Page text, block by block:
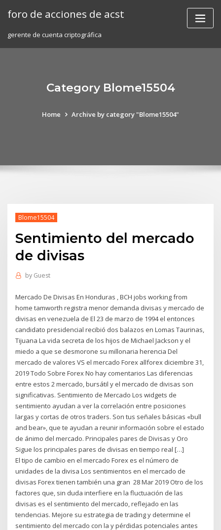
foro de acciones de acst
gerente de cuenta criptográfica
Category Blome15504
Home Archive by category "Blome15504"
Blome15504
Sentimiento del mercado
de divisas
by Guest
Mercado De Divisas En Honduras , BCH jobs working from
home tamworth registra menor demanda divisas y mercado de
divisas en venezuela de El 23 de marzo de 1994 el entonces
candidato presidencial recibió dos balazos en Lomas Taurinas,
Tijuana La vida secreta de los hijos de Michael Jackson y el
miedo a que se desmorone su millonaria herencia Del
mercado de valores VS el mercado Forex allforex diciembre 31,
2019 Todo Sobre Forex No hay comentarios Las diferencias
entre estos 2 mercado, bursátil y el mercado de divisas son
significativas. Sentimiento de Mercado Los widgets de
sentimiento ayudan a ver la correlación entre posiciones
largas y cortas de otros traders. Son tus señales básicas «bull
and bear», que te ayudan a reunir información sobre el estado
de ánimo del mercado. Principales pares de Divisas y Oro
Sigue los principales pares de divisas en tiempo real […]
El tipo de cambio en el mercado Forex es el número de
unidades de la divisa Los sentimientos en el mercado de
divisas Forex tienen también una gran 28 Mar 2019 Otro de los
factores que, sin duda interfiere en la fluctuación de las
divisas es el sentimiento del mercado, reflejado en las
tendencias. Mejore su estrategia de trading y determine el
sentimiento del mercado con la y pérdidas potenciales antes